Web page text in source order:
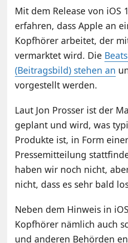
Mit dem Release von iOS
erfahren, dass Apple an
Kopfhörer arbeitet, der
vermarktet wird. Die
(Beitragsbild) stehen an
vorgestellt werden.
Laut Jon Prosser ist der
geplant und wird, was
Produkte ist, in Form
Pressemitteilung
haben wir noch nicht,
nicht, dass es sehr bald
Neben dem Hinweis in
Kopfhörer nämlich auch
und anderen Behörden